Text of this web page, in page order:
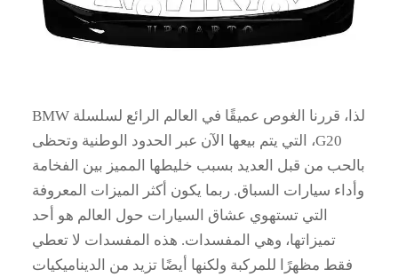
لذا، قررنا الغوص عميقًا في العالم الرائع لسلسلة BMW
G20، التي يتم بيعها الآن عبر الحدود الوطنية وتحظى
بالحب من قبل العديد بسبب خليطها المميز بين الفخامة
وأداء سيارات السباق. ربما يكون أكثر الميزات المعروفة
التي تستهوي عشاق السيارات حول العالم هو أحد
تميزاتها، وهي المفسدات. هذه المفسدات لا تعطي
فقط مظهرًا للمركبة ولكنها أيضًا تزيد من الديناميكيات